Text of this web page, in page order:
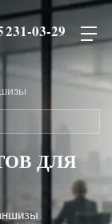
231-03-29
ДЛЯ